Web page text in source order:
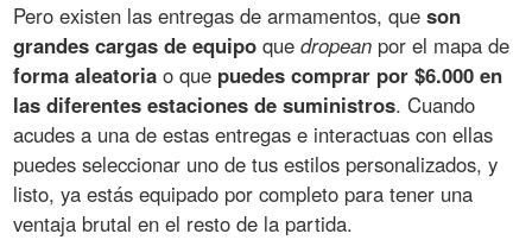
Pero existen las entregas de armamentos, queson
grandes cargas de equipo quedropean por el mapa de
forma aleatoria o que puedes comprar por $6.000 en
las diferentes estaciones de suministros. Cuando
acudes a una de estas entregas e interactuas con ellas
puedes seleccionar uno de tus estilos personalizados, y
listo, ya estás equipado por completo para tener una
ventaja brutal en el resto de la partida.